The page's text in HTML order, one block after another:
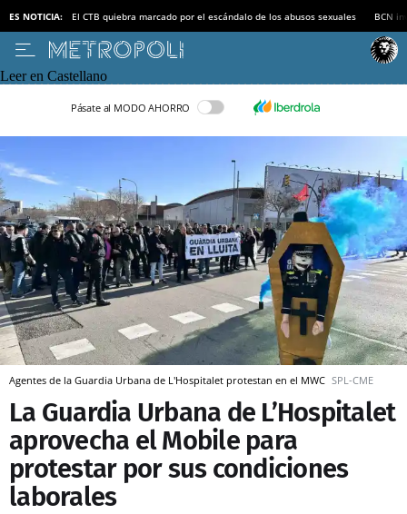
ES NOTICIA: El CTB quiebra marcado por el escándalo de los abusos sexuales BCN
Leer en Castellano
Pásate al MODO AHORRO
Agentes de la Guardia Urbana de L'Hospitalet protestan en el MWC SPL-CME
La Guardia Urbana de L’Hospitalet
aprovecha el Mobile para
protestar por sus condiciones
laborales